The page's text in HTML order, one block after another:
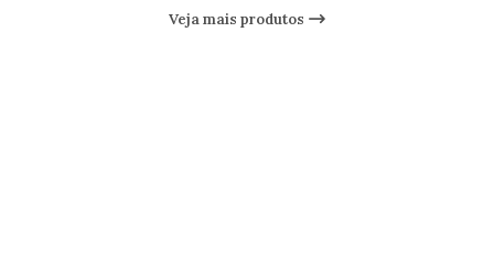
Veja mais produtos